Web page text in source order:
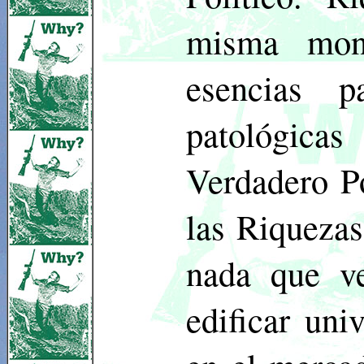
misma
esencias
Verdadero
las
nada que
edificar